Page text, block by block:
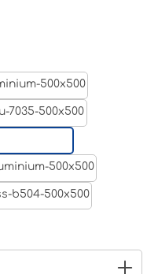
RAL 9006
gewünschten Wert